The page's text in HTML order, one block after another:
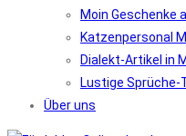
Moin Geschenke
Katzenpersonal
Dialekt-Artikel in
Lustige Sprüche-
Über uns